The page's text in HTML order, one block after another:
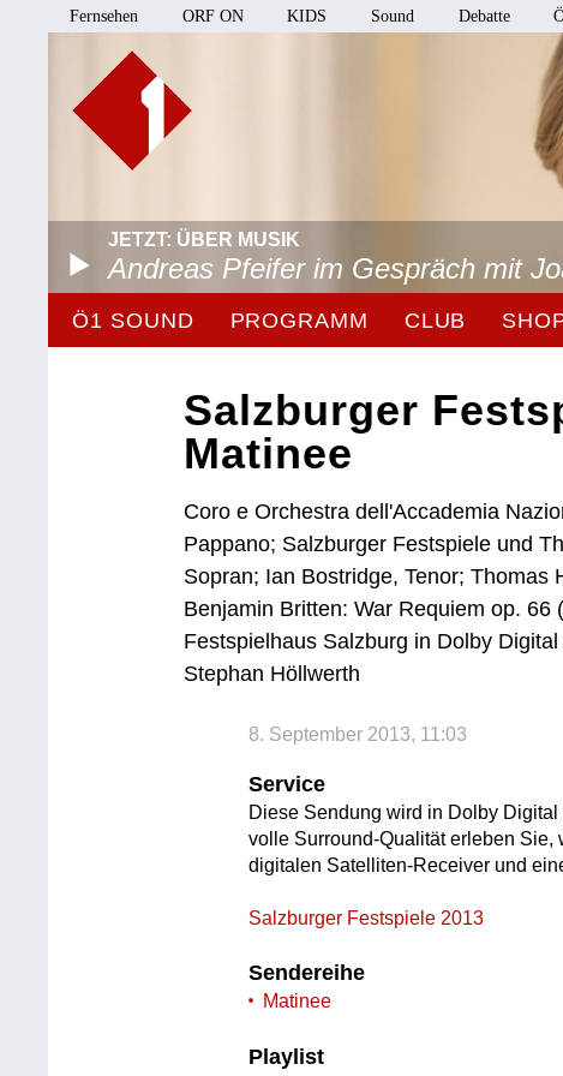
Fernsehen ORF ON KIDS Sound Debatte
JETZT: ÜBER MUSIK
Andreas Pfeifer im Gespräch mit
Ö1 SOUND PROGRAMM CLUB
Salzburger
Matinee
Coro e Orchestra dell'Accademia
Pappano; Salzburger Festspiele und
Sopran; Ian Bostridge, Tenor; Thomas
Benjamin Britten: War Requiem op.
Festspielhaus Salzburg in Dolby
Stephan Höllwerth
8. September 2013, 11:03
Service
Diese Sendung wird in Dolby
volle Surround-Qualität erleben
digitalen Satelliten-Receiver und
Salzburger Festspiele 2013
Sendereihe
Matinee
Playlist